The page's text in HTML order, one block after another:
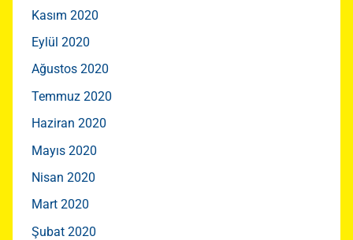
Kasım 2020
Eylül 2020
Ağustos 2020
Temmuz 2020
Haziran 2020
Mayıs 2020
Nisan 2020
Mart 2020
Şubat 2020